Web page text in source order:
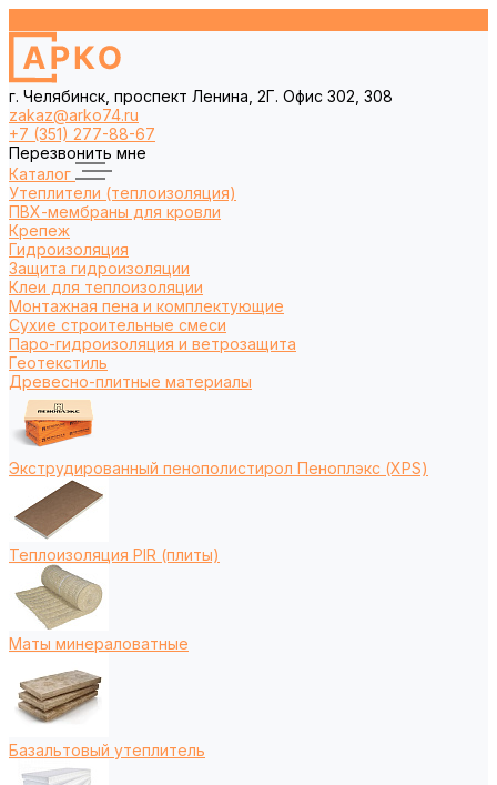
г. Челябинск, проспект Ленина, 2Г. Офис 302, 308
zakaz@arko74.ru
+7 (351) 277-88-67
Перезвонить мне
Каталог
Утеплители (теплоизоляция)
ПВХ-мембраны для кровли
Крепеж
Гидроизоляция
Защита гидроизоляции
Клеи для теплоизоляции
Монтажная пена и комплектующие
Сухие строительные смеси
Паро-гидроизоляция и ветрозащита
Геотекстиль
Древесно-плитные материалы
Экструдированный пенополистирол Пеноплэкс (XPS)
Теплоизоляция PIR (плиты)
Маты минераловатные
Базальтовый утеплитель